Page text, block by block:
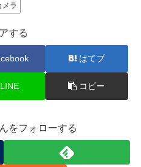
メラ
する
はてブ
LINE コピー
をフォローする